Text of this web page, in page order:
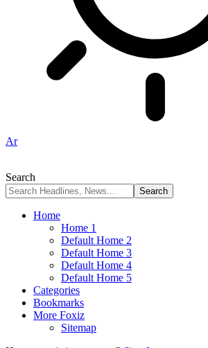
Ar
Search
Home
Home 1
Default Home 2
Default Home 3
Default Home 4
Default Home 5
Categories
Bookmarks
More Foxiz
Sitemap